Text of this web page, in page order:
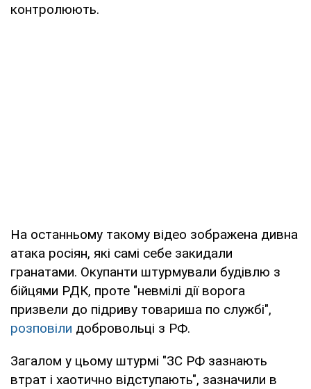
контролюють.
На останньому такому відео зображена дивна
атака росіян, які самі себе закидали
гранатами. Окупанти штурмували будівлю з
бійцями РДК, проте "невмілі дії ворога
призвели до підриву товариша по службі",
розповіли добровольці з РФ.
Загалом у цьому штурмі "ЗС РФ зазнають
втрат і хаотично відступають", зазначили в